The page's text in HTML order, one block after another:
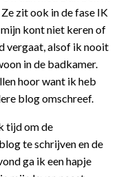
zit ook in de fase IK
kont niet keren of
vergaat, alsof ik nooit
in de badkamer.
hoor want ik heb
blog omschreef.
tijd om de
te schrijven en de
ga ik een hapje